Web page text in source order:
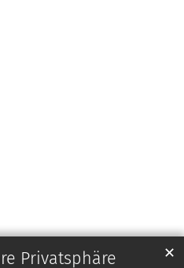
Privatsphäre ✕